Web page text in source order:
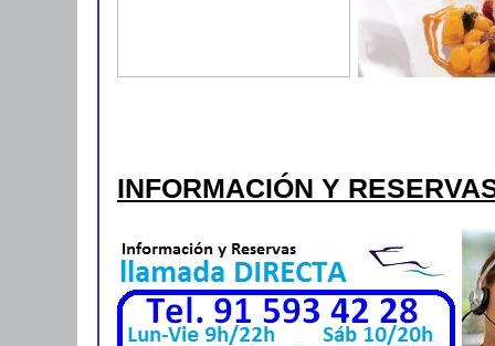
INFORMACIÓN Y